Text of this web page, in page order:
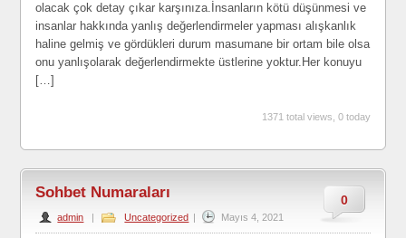
olacak çok detay çıkar karşınıza.İnsanların kötü düşünmesi ve
insanlar hakkında yanlış değerlendirmeler yapması alışkanlık
haline gelmiş ve gördükleri durum masumane bir ortam bile olsa
onu yanlışolarak değerlendirmekte üstlerine yoktur.Her konuyu
[…]
1371 total views, 0 today
0
Sohbet Numaraları
admin | Uncategorized | Mayıs 4, 2021